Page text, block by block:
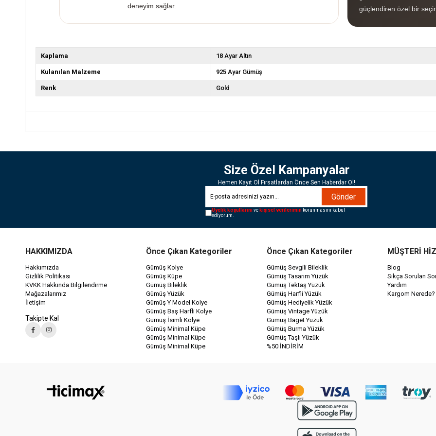
deneyim sağlar.
güçlendiren özel bir
Kaplama 18 Ayar Altın
Kulanılan Malzeme 925 Ayar Gümüş
Renk Gold
Size Özel Kampanyalar
Hemen Kayıt Ol Fırsatlardan Önce Sen Haberdar Ol!
Gönder
Üyelik koşullarınıve kişisel verileriminkorunmasını kabul
ediyorum.
HAKKIMIZDA
Hakkımızda
Gizlilik Politikası
KVKK Hakkında Bilgilendirme
Mağazalarımız
İletişim
Takipte Kal
Önce Çıkan Kategoriler
Gümüş Kolye
Gümüş Küpe
Gümüş Bileklik
Gümüş Yüzük
Gümüş Y Model Kolye
Gümüş Baş Harfli Kolye
Gümüş İsimli Kolye
Gümüş Minimal Küpe
Gümüş Minimal Küpe
Gümüş Minimal Küpe
Önce Çıkan Kategoriler
Gümüş Sevgili Bileklik
Gümüş Tasarım Yüzük
Gümüş Tektaş Yüzük
Gümüş Harfli Yüzük
Gümüş Hediyelik Yüzük
Gümüş Vintage Yüzük
Gümüş Baget Yüzük
Gümüş Burma Yüzük
Gümüş Taşlı Yüzük
%50 İNDİRİM
MÜŞTERİ
Blog
Sıkça Sorulan
Yardım
Kargom Nerede?